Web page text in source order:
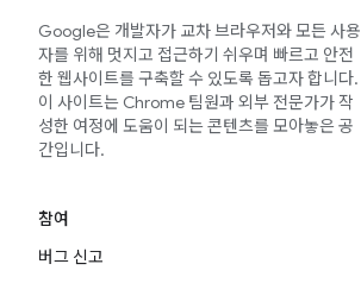
Google은 개발자가 교차 브라우저와 모든 사용
자를 위해 멋지고 접근하기 쉬우며 빠르고 안전
한 웹사이트를 구축할 수 있도록 돕고자 합니다.
이 사이트는 Chrome 팀원과 외부 전문가가 작
성한 여정에 도움이 되는 콘텐츠를 모아놓은 공
간입니다.
참여
버그 신고